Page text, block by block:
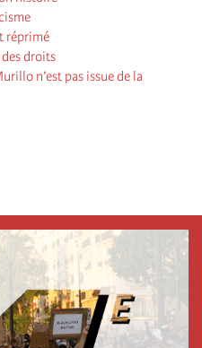
réprimé
droits
n’est pas issue de la